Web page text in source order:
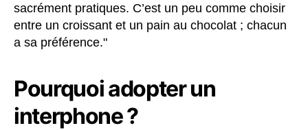
sacrément pratiques. C’est un peu comme choisir
entre un croissant et un pain au chocolat ; chacun
a sa préférence."
Pourquoi adopter un
interphone ?